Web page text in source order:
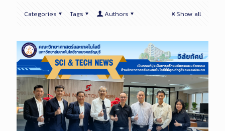
Categories Tags Authors Show all